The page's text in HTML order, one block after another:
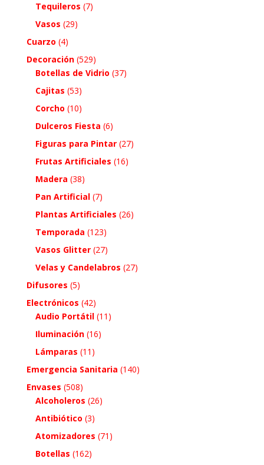
Tequileros (7)
Vasos (29)
Cuarzo (4)
Decoración (529)
Botellas de Vidrio (37)
Cajitas (53)
Corcho (10)
Dulceros Fiesta (6)
Figuras para Pintar (27)
Frutas Artificiales (16)
Madera (38)
Pan Artificial (7)
Plantas Artificiales (26)
Temporada (123)
Vasos Glitter (27)
Velas y Candelabros (27)
Difusores (5)
Electrónicos (42)
Audio Portátil (11)
Iluminación (16)
Lámparas (11)
Emergencia Sanitaria (140)
Envases (508)
Alcoholeros (26)
Antibiótico (3)
Atomizadores (71)
Botellas (162)